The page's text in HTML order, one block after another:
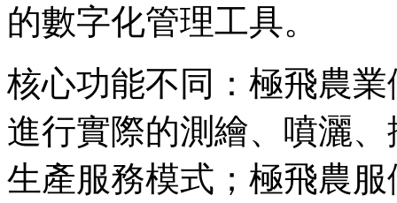
的數字化管理工具。
核心功能不同：極飛農
進行實際的測繪、噴灑
生產服務模式；極飛農